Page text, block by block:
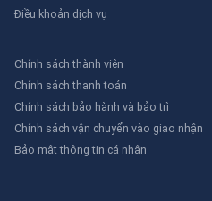
Điều khoản dịch vụ
Chính sách thành viên
Chính sách thanh toán
Chính sách bảo hành và bảo trì
Chính sách vận chuyển vào giao nhận
Bảo mật thông tin cá nhân